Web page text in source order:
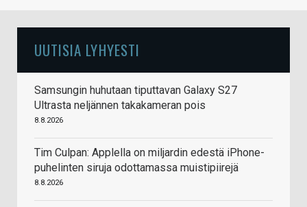
UUTISIA LYHYESTI
Samsungin huhutaan tiputtavan Galaxy S27
Ultrasta neljännen takakameran pois
8.8.2026
Tim Culpan: Applella on miljardin edestä iPhone-
puhelinten siruja odottamassa muistipiirejä
8.8.2026